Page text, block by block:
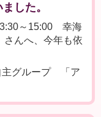
した。
～15:00 幸海
さんへ、今年も依
主グループ 「ア